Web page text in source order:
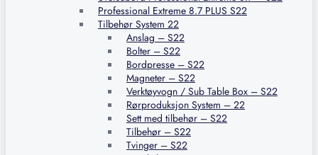
Professional Extreme 8.7 PLUS S22
Tilbehør System 22
Anslag – S22
Bolter – S22
Bordpresse – S22
Magneter – S22
Verktøyvogn / Sub Table Box – S22
Rørproduksjon System – 22
Sett med tilbehør – S22
Tilbehør – S22
Tvinger – S22